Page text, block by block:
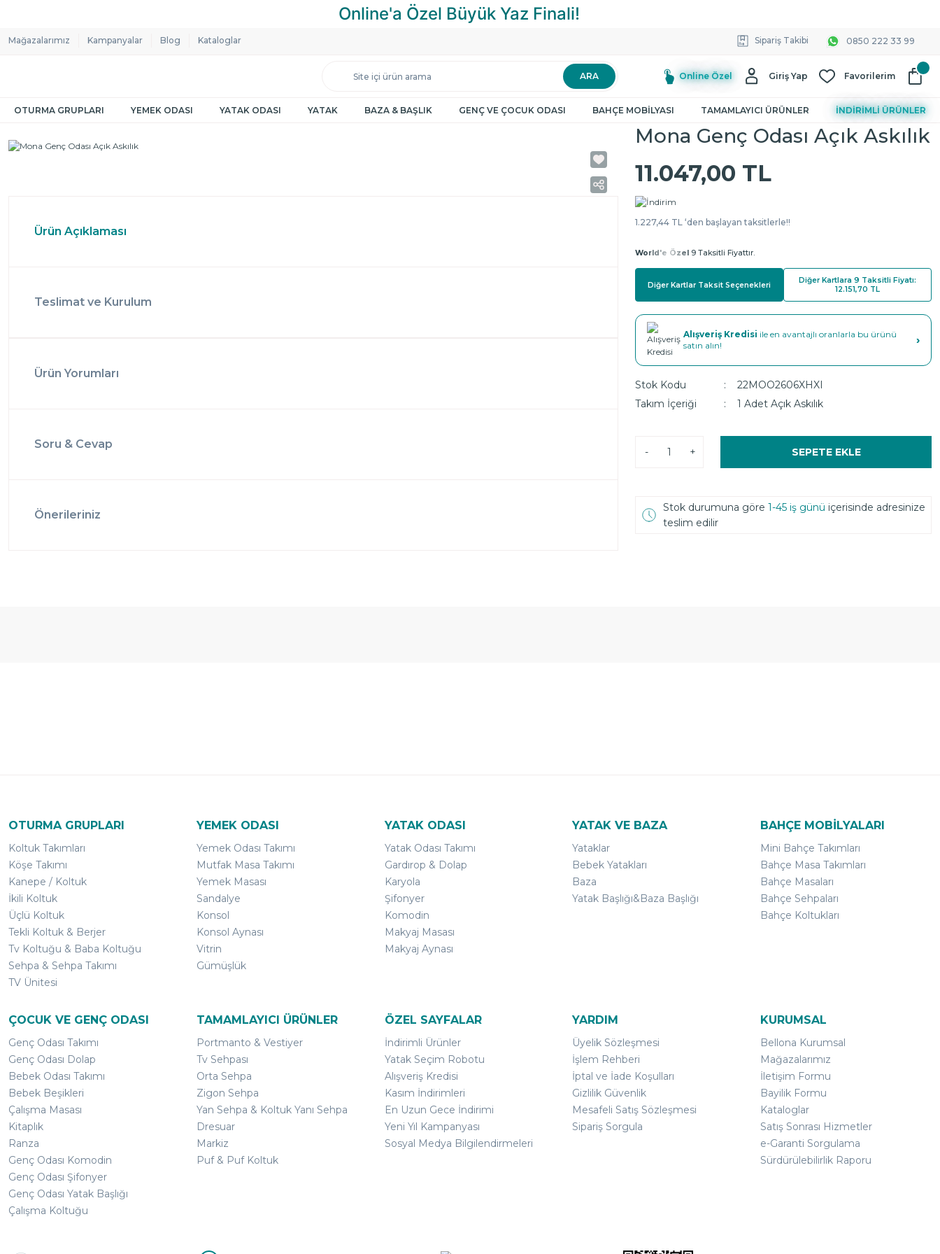
Mağazalarımız Kampanyalar Blog Kataloglar Sipariş Takibi 0850 222 33 99
ARA Online Özel Giriş Yap Favorilerim
OTURMA GRUPLARI YEMEK ODASI YATAK ODASI YATAK BAZA & BAŞLIK GENÇ VE ÇOCUK ODASI BAHÇE MOBİLYASI TAMAMLAYICI ÜRÜNLER İNDİRİMLİ ÜRÜNLER
Ürün Açıklaması
Teslimat ve Kurulum
Ürün Yorumları
Soru & Cevap
Önerileriniz
Mona Genç Odası Açık Askılık
11.047,00 TL
1.227,44 TL ‘den başlayan taksitlerle!!
World'e Özel 9 Taksitli Fiyattır.
Diğer Kartlar Taksit Seçenekleri
Diğer Kartlara 9 Taksitli Fiyatı:
12.151,70 TL
Alışveriş Kredisi ile en avantajlı oranlarla bu ürünü
satın alın!
›
Stok Kodu
22MOO2606XHXI
Takım İçeriği
1 Adet Açık Askılık
- + SEPETE EKLE
Stok durumuna göre 1-45 iş günü içerisinde adresinize
teslim edilir
OTURMA GRUPLARI
Koltuk Takımları
Köşe Takımı
Kanepe / Koltuk
İkili Koltuk
Üçlü Koltuk
Tekli Koltuk & Berjer
Tv Koltuğu & Baba Koltuğu
Sehpa & Sehpa Takımı
TV Ünitesi
YEMEK ODASI
Yemek Odası Takımı
Mutfak Masa Takımı
Yemek Masası
Sandalye
Konsol
Konsol Aynası
Vitrin
Gümüşlük
YATAK ODASI
Yatak Odası Takımı
Gardırop & Dolap
Karyola
Şifonyer
Komodin
Makyaj Masası
Makyaj Aynası
YATAK VE BAZA
Yataklar
Bebek Yatakları
Baza
Yatak Başlığı&Baza Başlığı
BAHÇE MOBİLYALARI
Mini Bahçe Takımları
Bahçe Masa Takımları
Bahçe Masaları
Bahçe Sehpaları
Bahçe Koltukları
ÇOCUK VE GENÇ ODASI
Genç Odası Takımı
Genç Odası Dolap
Bebek Odası Takımı
Bebek Beşikleri
Çalışma Masası
Kitaplık
Ranza
Genç Odası Komodin
Genç Odası Şifonyer
Genç Odası Yatak Başlığı
Çalışma Koltuğu
TAMAMLAYICI ÜRÜNLER
Portmanto & Vestiyer
Tv Sehpası
Orta Sehpa
Zigon Sehpa
Yan Sehpa & Koltuk Yanı Sehpa
Dresuar
Markiz
Puf & Puf Koltuk
ÖZEL SAYFALAR
İndirimli Ürünler
Yatak Seçim Robotu
Alışveriş Kredisi
Kasım İndirimleri
En Uzun Gece İndirimi
Yeni Yıl Kampanyası
Sosyal Medya Bilgilendirmeleri
YARDIM
Üyelik Sözleşmesi
İşlem Rehberi
İptal ve İade Koşulları
Gizlilik Güvenlik
Mesafeli Satış Sözleşmesi
Sipariş Sorgula
KURUMSAL
Bellona Kurumsal
Mağazalarımız
İletişim Formu
Bayilik Formu
Kataloglar
Satış Sonrası Hizmetler
e-Garanti Sorgulama
Sürdürülebilirlik Raporu